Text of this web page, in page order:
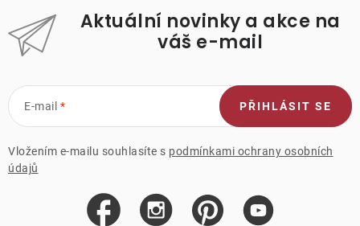
Aktuální novinky a akce na
váš e-mail
E-mail
Vložením e-mailu souhlasíte s podmínkami ochrany osobních
údajů
PŘIHLÁSIT SE